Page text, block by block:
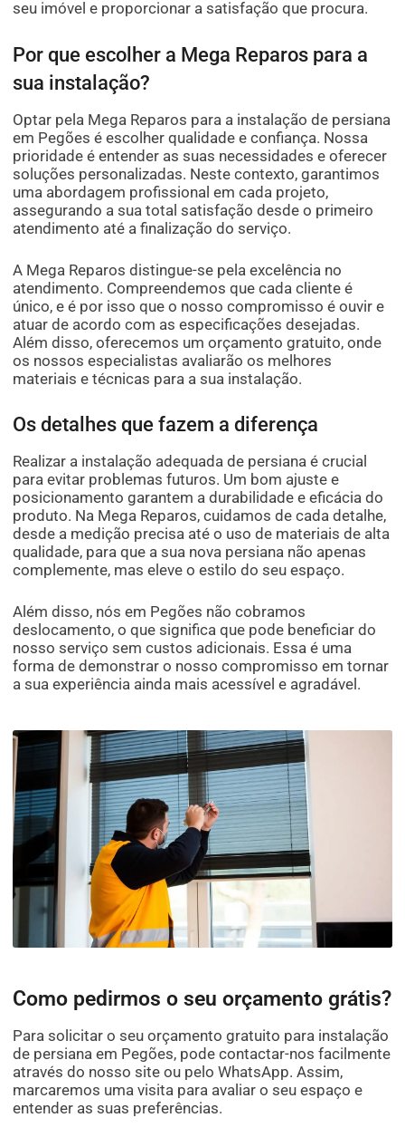
seu imóvel e proporcionar a satisfação que procura.
Por que escolher a Mega Reparos para a
sua instalação?
Optar pela Mega Reparos para a instalação de persiana
em Pegões é escolher qualidade e confiança. Nossa
prioridade é entender as suas necessidades e oferecer
soluções personalizadas. Neste contexto, garantimos
uma abordagem profissional em cada projeto,
assegurando a sua total satisfação desde o primeiro
atendimento até a finalização do serviço.
A Mega Reparos distingue-se pela excelência no
atendimento. Compreendemos que cada cliente é
único, e é por isso que o nosso compromisso é ouvir e
atuar de acordo com as especificações desejadas.
Além disso, oferecemos um orçamento gratuito, onde
os nossos especialistas avaliarão os melhores
materiais e técnicas para a sua instalação.
Os detalhes que fazem a diferença
Realizar a instalação adequada de persiana é crucial
para evitar problemas futuros. Um bom ajuste e
posicionamento garantem a durabilidade e eficácia do
produto. Na Mega Reparos, cuidamos de cada detalhe,
desde a medição precisa até o uso de materiais de alta
qualidade, para que a sua nova persiana não apenas
complemente, mas eleve o estilo do seu espaço.
Além disso, nós em Pegões não cobramos
deslocamento, o que significa que pode beneficiar do
nosso serviço sem custos adicionais. Essa é uma
forma de demonstrar o nosso compromisso em tornar
a sua experiência ainda mais acessível e agradável.
Como pedirmos o seu orçamento grátis?
Para solicitar o seu orçamento gratuito para instalação
de persiana em Pegões, pode contactar-nos facilmente
através do nosso site ou pelo WhatsApp. Assim,
marcaremos uma visita para avaliar o seu espaço e
entender as suas preferências.